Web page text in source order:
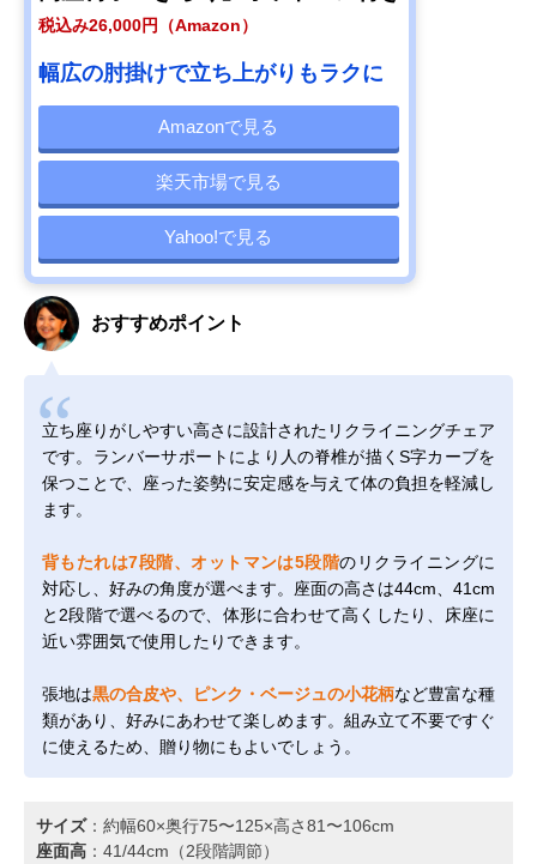
税込み26,000円（Amazon）
幅広の肘掛けで立ち上がりもラクに
Amazonで見る
楽天市場で見る
Yahoo!で見る
おすすめポイント
立ち座りがしやすい高さに設計されたリクライニングチェア
です。ランバーサポートにより人の脊椎が描くS字カーブを
保つことで、座った姿勢に安定感を与えて体の負担を軽減し
ます。
背もたれは7段階、オットマンは5段階のリクライニングに
対応し、好みの角度が選べます。座面の高さは44cm、41cm
と2段階で選べるので、体形に合わせて高くしたり、床座に
近い雰囲気で使用したりできます。
張地は黒の合皮や、ピンク・ベージュの小花柄など豊富な種
類があり、好みにあわせて楽しめます。組み立て不要ですぐ
に使えるため、贈り物にもよいでしょう。
サイズ：約幅60×奥行75〜125×高さ81〜106cm
座面高 ：41/44cm（2段階調節）